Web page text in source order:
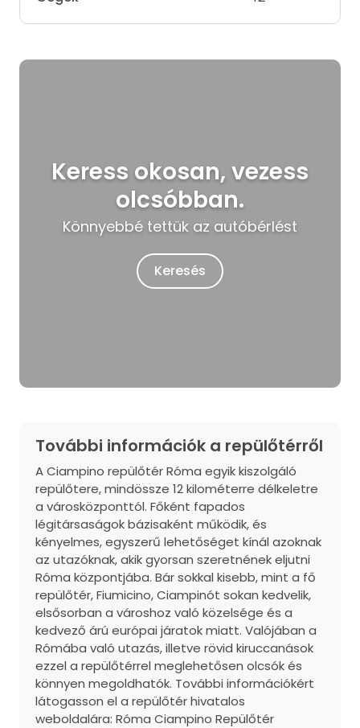
Keress okosan, vezess
olcsóbban.
Könnyebbé tettük az autóbérlést
Keresés
További információk a repülőtérről
A Ciampino repülőtér Róma egyik kiszolgáló
repülőtere, mindössze 12 kilométerre délkeletre
a városközponttól. Főként fapados
légitársaságok bázisaként működik, és
kényelmes, egyszerű lehetőséget kínál azoknak
az utazóknak, akik gyorsan szeretnének eljutni
Róma központjába. Bár sokkal kisebb, mint a fő
repülőtér, Fiumicino, Ciampinót sokan kedvelik,
elsősorban a városhoz való közelsége és a
kedvező árú európai járatok miatt. Valójában a
Rómába való utazás, illetve rövid kiruccanások
ezzel a repülőtérrel meglehetősen olcsók és
könnyen megoldhatók. További információkért
látogasson el a repülőtér hivatalos
weboldalára: Róma Ciampino Repülőtér